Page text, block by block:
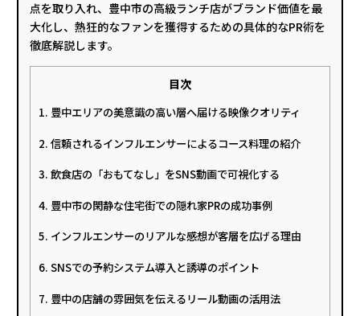
点を取り入れ、豊中市の高級ランチ店がブランド価値を最
大化し、熱狂的なファンを獲得するための具体的なPR術を
徹底解説します。
目次
1. 豊中エリアの美意識の高い層へ届ける映像クオリティ
2. 信頼されるインフルエンサーによるコース料理の紹介
3. 飲食店の「おもてなし」をSNS動画で可視化する
4. 豊中市の閑静な住宅街での隠れ家PRの成功事例
5. インフルエンサーのリアルな感想が客層を広げる理由
6. SNSでの予約システム導入と誘導のポイント
7. 豊中の店舗の雰囲気を伝えるリール動画の活用法